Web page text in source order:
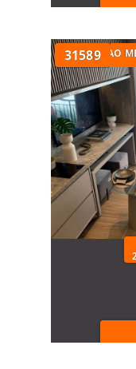
31589
STUDIO PRÓXIMO AO